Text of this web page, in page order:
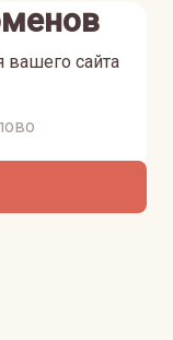
вашего сайта